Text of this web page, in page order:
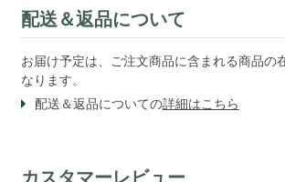
配送＆返品について
お届け予定は、ご注文商品に含まれる商品の
なります。
配送＆返品についての詳細はこちら
カスタマーレビュー